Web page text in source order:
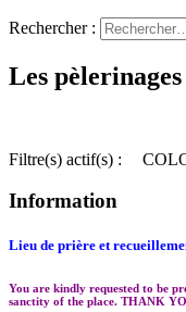
Rechercher :
Les
Filtre(s) actif(s) :
Information
Lieu de prière et
You are kindly requested to be
sanctity of the place. THANK